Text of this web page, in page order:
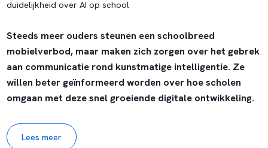
Steeds meer ouders steunen een schoolbreed
mobielverbod, maar maken zich zorgen over het gebrek
aan communicatie rond kunstmatige intelligentie. Ze
willen beter geïnformeerd worden over hoe scholen
omgaan met deze snel groeiende digitale ontwikkeling.
Lees meer